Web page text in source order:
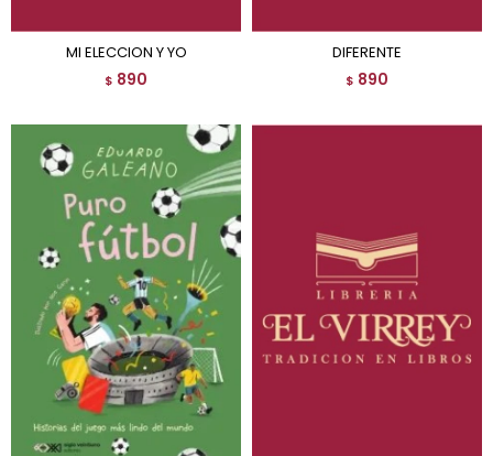
MI ELECCION Y YO
$ 890
DIFERENTE
$ 890